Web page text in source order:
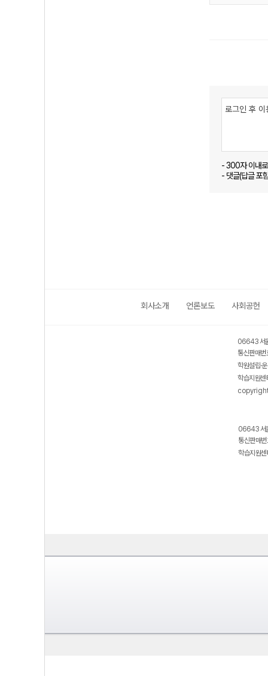
- 300자 이내
- 댓글(답글 포
회사소개 언론보도 사회공헌
06643 서
통신판매
학원설립·
학습지원
06643 서
통신판매
학습지원